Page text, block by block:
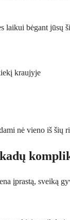
laikui bėgant jūsų
kraujyje
nė vieno iš
įprastą, sveiką